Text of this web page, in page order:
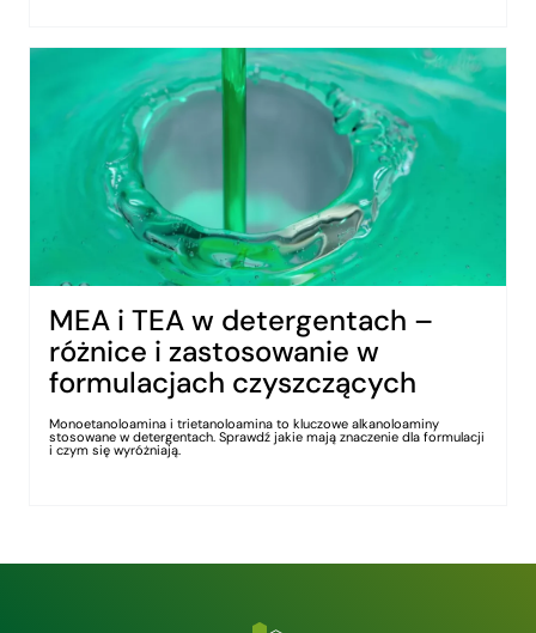
MEA i TEA w detergentach –
różnice i zastosowanie w
formulacjach czyszczących
Monoetanoloamina i trietanoloamina to kluczowe alkanoloaminy
stosowane w detergentach. Sprawdź jakie mają znaczenie dla formulacji
i czym się wyróżniają.